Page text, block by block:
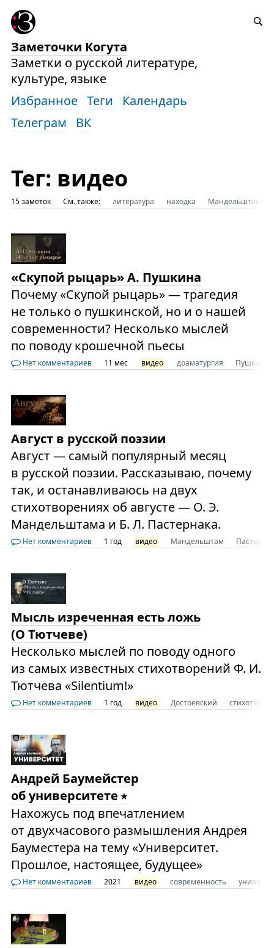
Заметочки Когута
Заметки о русской литературе,
культуре, языке
Избранное Теги
Календарь
Телеграм
ВК
Тег: видео
15 заметок См. также: литература находка Мандельштам
«Скупой рыцарь» А. Пушкина
Почему «Скупой рыцарь» — трагедия
не только о пушкинской, но и о нашей
современности? Несколько мыслей
по поводу крошечной пьесы
Нет комментариев 11 мес видео драматургия Пушкин
Август в русской поэзии
Август — самый популярный месяц
в русской поэзии. Рассказываю, почему
так, и останавливаюсь на двух
стихотворениях об августе — О. Э.
Мандельштама и Б. Л. Пастернака.
Нет комментариев 1 год видео Мандельштам Пастернак
Мысль изреченная есть ложь
(О Тютчеве)
Несколько мыслей по поводу одного
из самых известных стихотворений Ф. И.
Тютчева «Silentium!»
Нет комментариев 1 год видео Достоевский
Андрей Баумейстер
об университете
Нахожусь под впечатлением
от двухчасового размышления Андрея
Бауместера на тему «Университет.
Прошлое, настоящее, будущее»
Нет комментариев 2021 видео современность